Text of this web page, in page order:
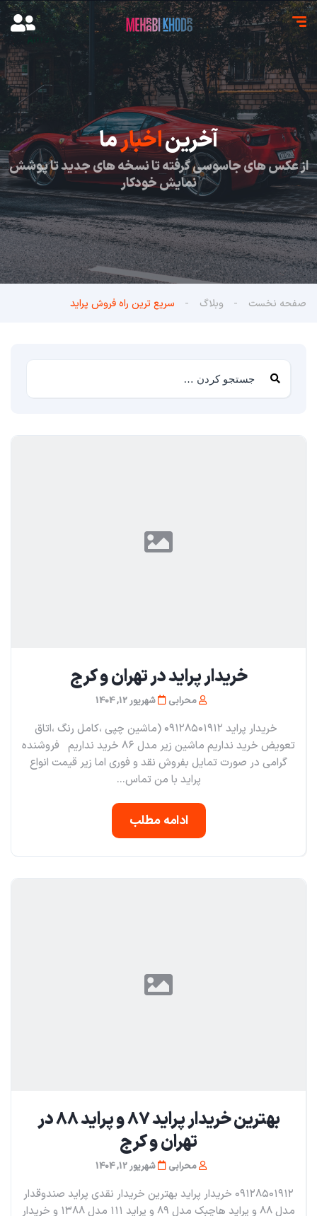
آخریناخبارما
از عکس های جاسوسی گرفته تا نسخه های جدید تا پوشش
نمایش خودکار
صفحه نخست وبلاگ سریع ترین راه فروش پراید
خریدار پراید در تهران و کرج
محرابی شهریور 12, 1404
خریدار پراید ۰۹۱۲۸۵۰۱۹۱۲ (ماشین چپی ،کامل رنگ ،اتاق
تعویض خرید نداریم ماشین زیر مدل ۸۶ خرید نداریم فروشنده
گرامی در صورت تمایل بفروش نقد و فوری اما زیر قیمت انواع
پراید با من تماس...
ادامه مطلب
بهترین خریدار پراید ۸۷ و پراید ۸۸ در
تهران و کرج
محرابی شهریور 12, 1404
۰۹۱۲۸۵۰۱۹۱۲ خریدار پراید بهترین خریدار نقدی پراید صندوقدار
مدل ۸۸ و پراید هاچبک مدل ۸۹ و پراید ۱۱۱ مدل ۱۳۸۸ و خریدار